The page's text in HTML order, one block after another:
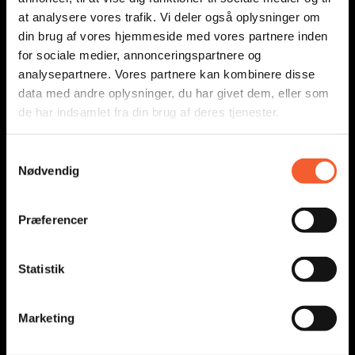
at analysere vores trafik. Vi deler også oplysninger om
din brug af vores hjemmeside med vores partnere inden
for sociale medier, annonceringspartnere og
analysepartnere. Vores partnere kan kombinere disse
data med andre oplysninger, du har givet dem, eller som
de har indsamlet fra din brug af deres tjenester.
Nødvendig
Præferencer
Statistik
Marketing
Undervisning
Nyheder
Presse